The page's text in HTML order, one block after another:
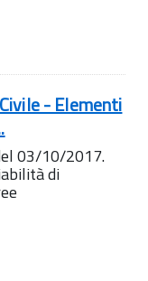
- Elementi
03/10/2017.
di